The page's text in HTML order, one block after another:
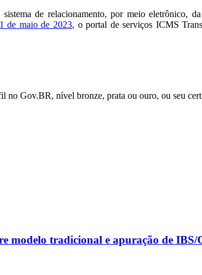
de relacionamento, por meio eletrônico,
de maio de 2023, o portal de serviços ICMS
Gov.BR, nível bronze, prata ou ouro, ou seu
modelo tradicional e apuração de IBS/